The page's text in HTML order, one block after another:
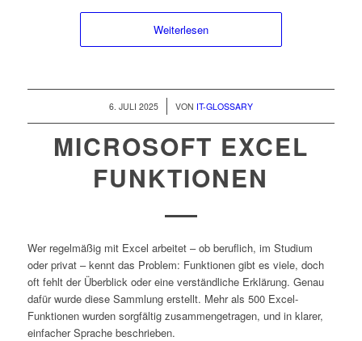
Weiterlesen
6. JULI 2025 VON IT-GLOSSARY
MICROSOFT EXCEL
FUNKTIONEN
Wer regelmäßig mit Excel arbeitet – ob beruflich, im Studium
oder privat – kennt das Problem: Funktionen gibt es viele, doch
oft fehlt der Überblick oder eine verständliche Erklärung. Genau
dafür wurde diese Sammlung erstellt. Mehr als 500 Excel-
Funktionen wurden sorgfältig zusammengetragen, und in klarer,
einfacher Sprache beschrieben.